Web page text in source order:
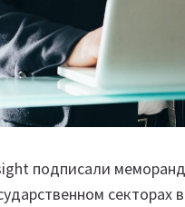
подписали
секторах